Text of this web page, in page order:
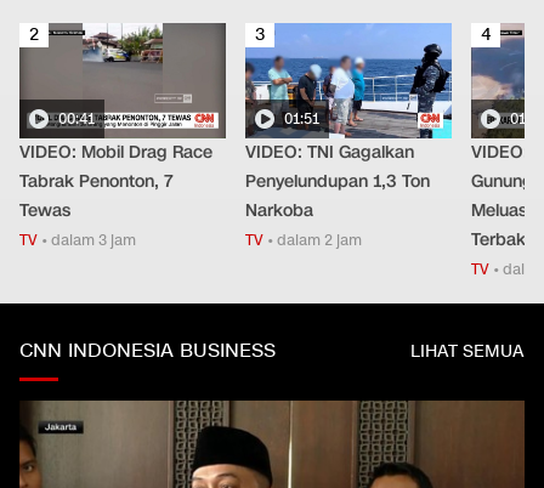
2
00:41
VIDEO: Mobil Drag Race
Tabrak Penonton, 7
Tewas
TV •dalam 3 jam
3
01:51
VIDEO: TNI Gagalkan
Penyelundupan 1,3 Ton
Narkoba
TV •dalam 2 jam
4
VIDEO:
Gunung
Meluas,
Terbakar
TV •
CNN INDONESIA BUSINESS LIHAT SEMUA